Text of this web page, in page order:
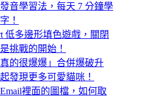
音學習法，每天 7 分鐘學
！
低多邊形填色遊戲，關閉
挑戰的開始！
真的很爆爆」合併爆破升
發現更多可愛貓咪！
裡面的圖檔，如何取